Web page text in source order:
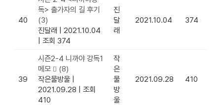
40
독> 출가자의 길 후기
(3)
진달래 | 2021.10.04
| 조회 374
진
달
래
2021.10.04 374
39
시즌2-4 니까야 강독1
메모
(8)
작은물방울 |
2021.09.28 | 조회
410
작
은
물
방
울
2021.09.28 410